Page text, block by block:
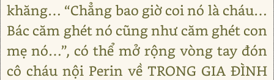
khăng… “Chẳng bao giờ coi nó là cháu…
Bác căm ghét nó cũng như căm ghét con
mẹ nó…”, có thể mở rộng vòng tay đón
cô cháu nội Perin về TRONG GIA ĐÌNH